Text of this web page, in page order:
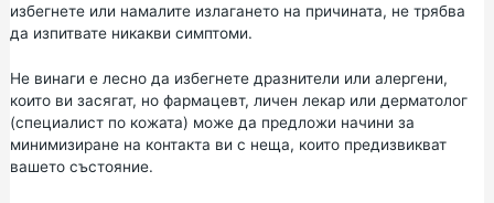
избегнете или намалите излагането на причината, не трябва
да изпитвате никакви симптоми.
Не винаги е лесно да избегнете дразнители или алергени,
които ви засягат, но фармацевт, личен лекар или дерматолог
(специалист по кожата) може да предложи начини за
минимизиране на контакта ви с неща, които предизвикват
вашето състояние.